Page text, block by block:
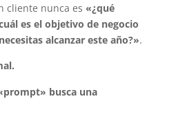
cliente nunca es «¿qué
es el objetivo de negocio
alcanzar este año?».
busca una